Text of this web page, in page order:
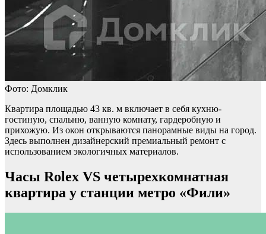
Фото: Домклик
Квартира площадью 43 кв. м включает в себя кухню-
гостиную, спальню, ванную комнату, гардеробную и
прихожую. Из окон открываются панорамные виды на город.
Здесь выполнен дизайнерский премиальный ремонт с
использованием экологичных материалов.
Часы Rolex VS четырехкомнатная
квартира у станции метро «Фили»